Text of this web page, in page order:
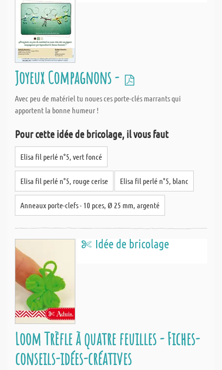
Joyeux Compagnons -
Avec peu de matériel tu noues ces porte-clés marrants qui
apportent la bonne humeur !
Pour cette idée de bricolage, il vous faut
Elisa fil perlé n°5, vert foncé
Elisa fil perlé n°5, rouge cerise Elisa fil perlé n°5, blanc
Anneaux porte-clefs - 10 pces, Ø 25 mm, argenté
Idée de bricolage
Loom Trèfle à quatre feuilles - Fiches-
conseils-idées-créatives